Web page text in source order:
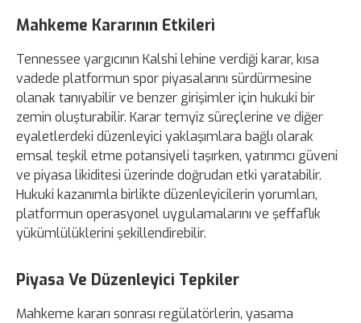
Mahkeme Kararının Etkileri
Tennessee yargıcının Kalshi lehine verdiği karar, kısa
vadede platformun spor piyasalarını sürdürmesine
olanak tanıyabilir ve benzer girişimler için hukuki bir
zemin oluşturabilir. Karar temyiz süreçlerine ve diğer
eyaletlerdeki düzenleyici yaklaşımlara bağlı olarak
emsal teşkil etme potansiyeli taşırken, yatırımcı güveni
ve piyasa likiditesi üzerinde doğrudan etki yaratabilir.
Hukuki kazanımla birlikte düzenleyicilerin yorumları,
platformun operasyonel uygulamalarını ve şeffaflık
yükümlülüklerini şekillendirebilir.
Piyasa Ve Düzenleyici Tepkiler
Mahkeme kararı sonrası regülatörlerin, yasama